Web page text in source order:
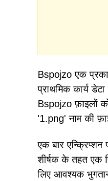
Bspojzo एक
प्राथमिक कार्य
Bspojzo फ़ाइलों
'1.png' नाम की
एक बार
शीर्षक के तहत एक
लिए आवश्यक